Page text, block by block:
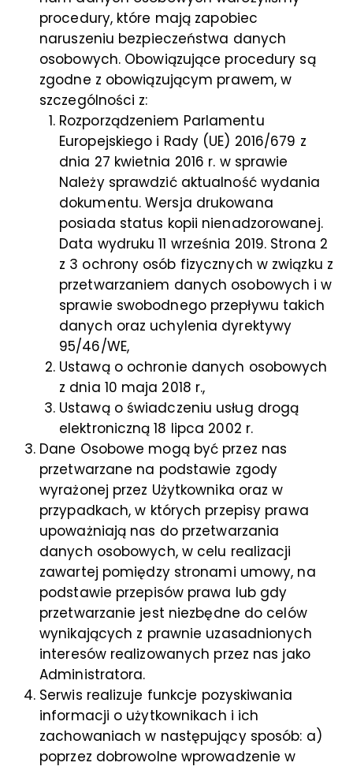
procedury, które mają zapobiec
naruszeniu bezpieczeństwa danych
osobowych. Obowiązujące procedury są
zgodne z obowiązującym prawem, w
szczególności z:
Rozporządzeniem Parlamentu
Europejskiego i Rady (UE) 2016/679 z
dnia 27 kwietnia 2016 r. w sprawie
Należy sprawdzić aktualność wydania
dokumentu. Wersja drukowana
posiada status kopii nienadzorowanej.
Data wydruku 11 września 2019. Strona 2
z 3 ochrony osób fizycznych w związku z
przetwarzaniem danych osobowych i w
sprawie swobodnego przepływu takich
danych oraz uchylenia dyrektywy
95/46/WE,
Ustawą o ochronie danych osobowych
z dnia 10 maja 2018 r.,
Ustawą o świadczeniu usług drogą
elektroniczną 18 lipca 2002 r.
Dane Osobowe mogą być przez nas
przetwarzane na podstawie zgody
wyrażonej przez Użytkownika oraz w
przypadkach, w których przepisy prawa
upoważniają nas do przetwarzania
danych osobowych, w celu realizacji
zawartej pomiędzy stronami umowy, na
podstawie przepisów prawa lub gdy
przetwarzanie jest niezbędne do celów
wynikających z prawnie uzasadnionych
interesów realizowanych przez nas jako
Administratora.
Serwis realizuje funkcje pozyskiwania
informacji o użytkownikach i ich
zachowaniach w następujący sposób: a)
poprzez dobrowolne wprowadzenie w